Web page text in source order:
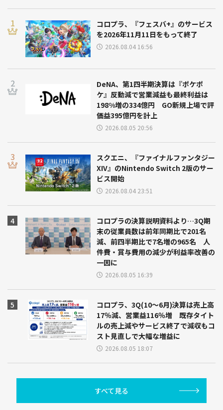
コロプラ、『フェスバ+』のサービス
を2026年11月11日をもって終了
2026.08.04 16:56
DeNA、第1四半期決算は『ポケポ
ケ』反動減で営業減益も最終利益は
198%増の334億円 GO新規上場で評
価益395億円を計上
2026.08.05 20:56
スクエニ、『ファイナルファンタジー
XIV』のNintendo Switch 2版のサー
ビス開始
2026.08.04 23:51
コロプラの決算説明資料より…3Q期
末の従業員数は前年同期比で201名
減、前四半期比で7名増の965名 人
件費・賞与費用の減少が利益率改善の
一因に
2026.08.05 16:39
コロプラ、3Q(10～6月)決算は売上高
17％減、営業益116％増 既存タイト
ルの売上減やサービス終了で減収もコ
スト見直しで大幅な増益に
2026.08.05 18:07
すべて見る